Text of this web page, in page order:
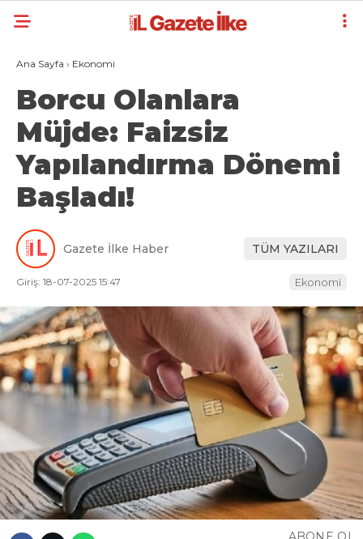
Ana Sayfa › Ekonomi
Borcu Olanlara
Müjde: Faizsiz
Yapılandırma Dönemi
Başladı!
Gazete İlke Haber TÜM YAZILARI
Giriş: 18-07-2025 15:47 Ekonomi